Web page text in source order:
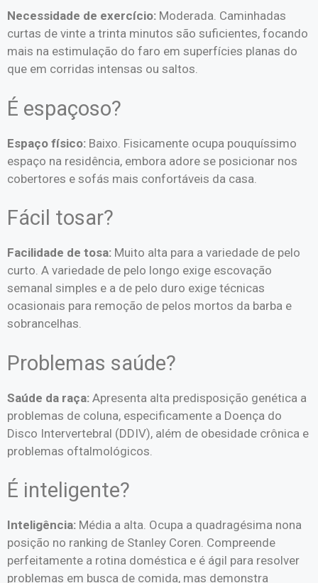
Necessidade de exercício: Moderada. Caminhadas
curtas de vinte a trinta minutos são suficientes, focando
mais na estimulação do faro em superfícies planas do
que em corridas intensas ou saltos.
É espaçoso?
Espaço físico: Baixo. Fisicamente ocupa pouquíssimo
espaço na residência, embora adore se posicionar nos
cobertores e sofás mais confortáveis da casa.
Fácil tosar?
Facilidade de tosa: Muito alta para a variedade de pelo
curto. A variedade de pelo longo exige escovação
semanal simples e a de pelo duro exige técnicas
ocasionais para remoção de pelos mortos da barba e
sobrancelhas.
Problemas saúde?
Saúde da raça: Apresenta alta predisposição genética a
problemas de coluna, especificamente a Doença do
Disco Intervertebral (DDIV), além de obesidade crônica e
problemas oftalmológicos.
É inteligente?
Inteligência: Média a alta. Ocupa a quadragésima nona
posição no ranking de Stanley Coren. Compreende
perfeitamente a rotina doméstica e é ágil para resolver
problemas em busca de comida, mas demonstra